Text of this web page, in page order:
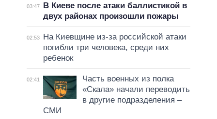
03:47
В Киеве после атаки баллистикой в
двух районах произошли пожары
02:53
На Киевщине из-за российской атаки
погибли три человека, среди них
ребенок
02:41
Часть военных из полка
«Скала» начали переводить
в другие подразделения –
СМИ